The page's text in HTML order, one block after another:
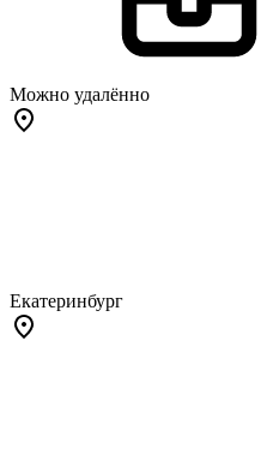
Можно удалённо
Екатеринбург